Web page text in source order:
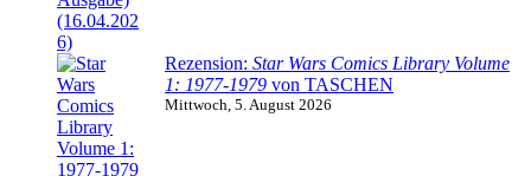
Rezension: Star Wars Comics Library Volume
1: 1977-1979 von TASCHEN
Mittwoch, 5. August 2026